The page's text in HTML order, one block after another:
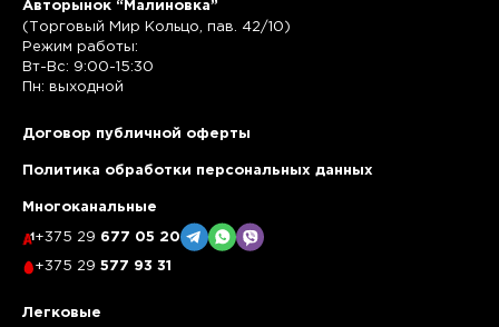
Авторынок “Малиновка”
(Торговый Мир Кольцо, пав. 42/10)
Режим работы:
Вт-Вс: 9:00-15:30
Пн: выходной
Договор публичной оферты
Политика обработки персональных данных
Многоканальные
+375 29 677 05 20
+375 29 577 93 31
Легковые